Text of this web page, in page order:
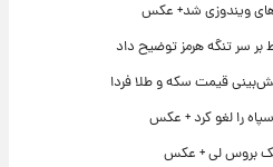
ویندوزی شد+ عکس
بر سر تنگه هرمز توضیح داد
قیمت سکه و طلا فردا
را لغو کرد + عکس
بروس لی + عکس